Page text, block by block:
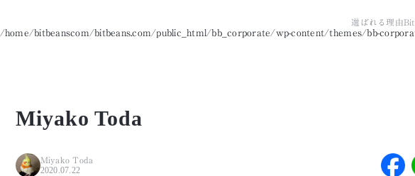
選ばれる理由
/home/bitbeanscom/bitbeans.com/public_html/bb_corporate/wp-content/themes/bb-
Miyako Toda
Miyako Toda
2020.07.22